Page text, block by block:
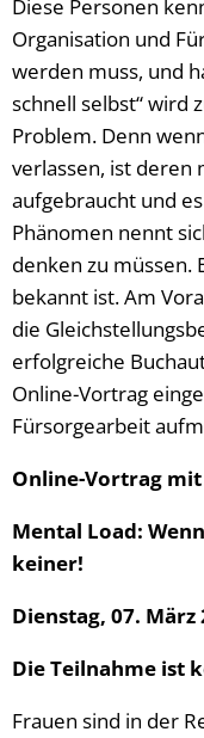
Diese Personen
Organisation und
werden muss, und
schnell selbst“ wird
Problem. Denn
verlassen, ist deren
aufgebraucht und
Phänomen nennt
denken zu müssen.
bekannt ist. Am
die
erfolgreiche
Online-Vortrag
Fürsorgearbeit
Online-Vortrag
Mental Load:
keiner!
Dienstag, 07. März
Die Teilnahme ist
Frauen sind in der